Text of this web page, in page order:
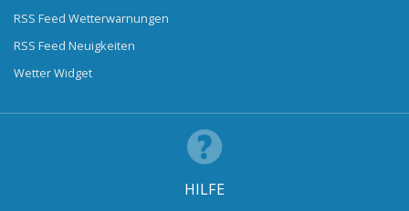
RSS Feed Wetterwarnungen
RSS Feed Neuigkeiten
Wetter Widget
HILFE